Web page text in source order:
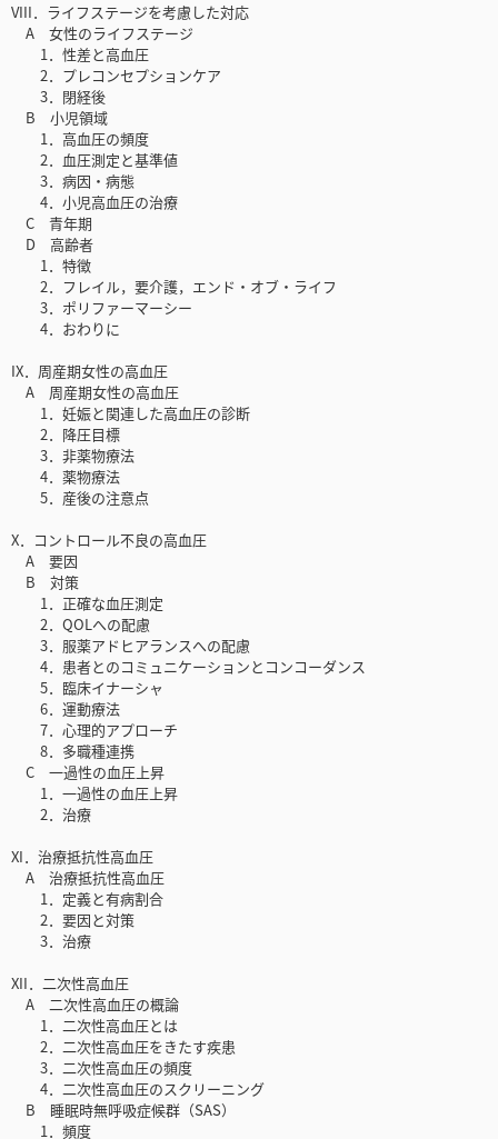
VIII．ライフステージを考慮した対応
A 女性のライフステージ
1．性差と高血圧
2．プレコンセプションケア
3．閉経後
B 小児領域
1．高血圧の頻度
2．血圧測定と基準値
3．病因・病態
4．小児高血圧の治療
C 青年期
D 高齢者
1．特徴
2．フレイル，要介護，エンド・オブ・ライフ
3．ポリファーマーシー
4．おわりに
IX．周産期女性の高血圧
A 周産期女性の高血圧
1．妊娠と関連した高血圧の診断
2．降圧目標
3．非薬物療法
4．薬物療法
5．産後の注意点
X．コントロール不良の高血圧
A 要因
B 対策
1．正確な血圧測定
2．QOLへの配慮
3．服薬アドヒアランスへの配慮
4．患者とのコミュニケーションとコンコーダンス
5．臨床イナーシャ
6．運動療法
7．心理的アプローチ
8．多職種連携
C 一過性の血圧上昇
1．一過性の血圧上昇
2．治療
XI．治療抵抗性高血圧
A 治療抵抗性高血圧
1．定義と有病割合
2．要因と対策
3．治療
XII．二次性高血圧
A 二次性高血圧の概論
1．二次性高血圧とは
2．二次性高血圧をきたす疾患
3．二次性高血圧の頻度
4．二次性高血圧のスクリーニング
B 睡眠時無呼吸症候群（SAS）
1．頻度